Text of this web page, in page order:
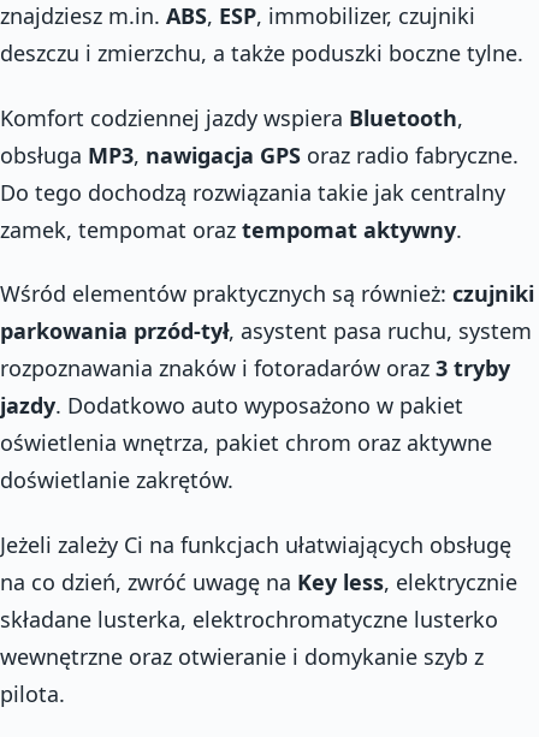
znajdziesz m.in. ABS, ESP, immobilizer, czujniki
deszczu i zmierzchu, a także poduszki boczne tylne.
Komfort codziennej jazdy wspiera Bluetooth,
obsługa MP3, nawigacja GPS oraz radio fabryczne.
Do tego dochodzą rozwiązania takie jak centralny
zamek, tempomat oraz tempomat aktywny.
Wśród elementów praktycznych są również: czujniki
parkowania przód-tył, asystent pasa ruchu, system
rozpoznawania znaków i fotoradarów oraz 3 tryby
jazdy. Dodatkowo auto wyposażono w pakiet
oświetlenia wnętrza, pakiet chrom oraz aktywne
doświetlanie zakrętów.
Jeżeli zależy Ci na funkcjach ułatwiających obsługę
na co dzień, zwróć uwagę na Key less, elektrycznie
składane lusterka, elektrochromatyczne lusterko
wewnętrzne oraz otwieranie i domykanie szyb z
pilota.